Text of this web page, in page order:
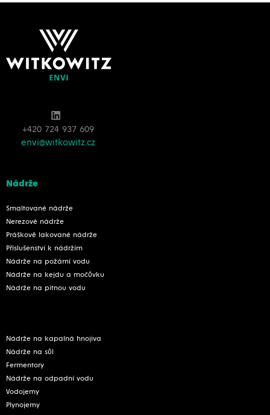
+420 724 937 609
envi@witkowitz.cz
Nádrže
Smaltované nádrže
Nerezové nádrže
Práškově lakované nádrže
Příslušenství k nádržím
Nádrže na požární vodu
Nádrže na kejdu a močůvku
Nádrže na pitnou vodu
Nádrže na kapalná hnojiva
Nádrže na sůl
Fermentory
Nádrže na odpadní vodu
Vodojemy
Plynojemy